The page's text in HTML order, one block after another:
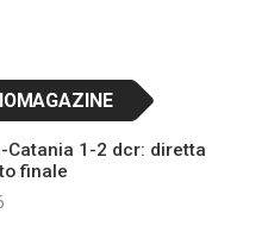
Catania 1-2 dcr: diretta
finale